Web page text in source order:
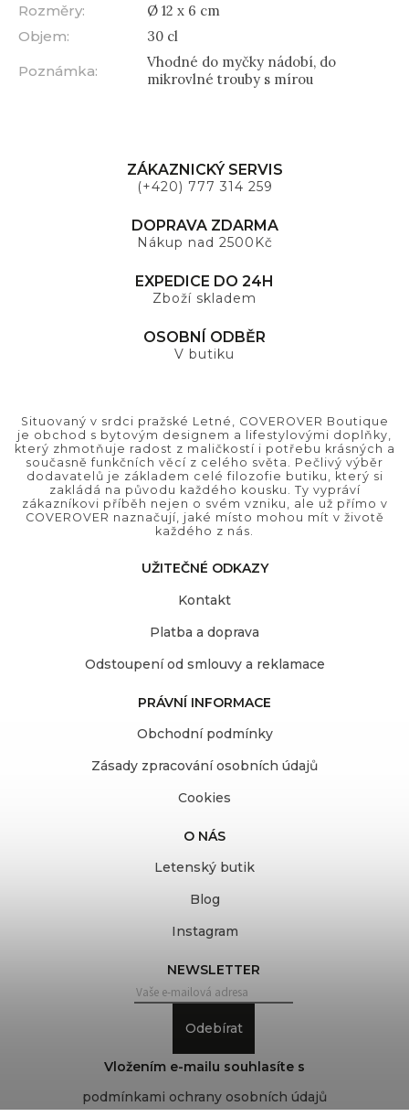
Rozměry:
Ø 12 x 6 cm
Objem:
30 cl
Poznámka:
Vhodné do myčky nádobí, do
mikrovlné trouby s mírou
ZÁKAZNICKÝ SERVIS
(+420) 777 314 259
DOPRAVA ZDARMA
Nákup nad 2500Kč
EXPEDICE DO 24H
Zboží skladem
OSOBNÍ ODBĚR
V butiku
Situovaný v srdci pražské Letné, COVEROVER Boutique
je obchod s bytovým designem a lifestylovými doplňky,
který zhmotňuje radost z maličkostí i potřebu krásných a
současně funkčních věcí z celého světa. Pečlivý výběr
dodavatelů je základem celé filozofie butiku, který si
zakládá na původu každého kousku. Ty vypráví
zákazníkovi příběh nejen o svém vzniku, ale už přímo v
COVEROVER naznačují, jaké místo mohou mít v životě
každého z nás.
UŽITEČNÉ ODKAZY
Kontakt
Platba a doprava
Odstoupení od smlouvy a reklamace
PRÁVNÍ INFORMACE
Obchodní podmínky
Zásady zpracování osobních údajů
Cookies
O NÁS
Letenský butik
Blog
Instagram
NEWSLETTER
Odebírat
Vložením e-mailu souhlasíte s
podmínkami ochrany osobních údajů